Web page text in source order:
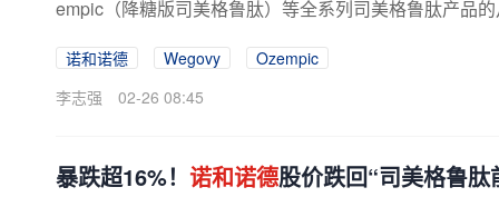
empic（降糖版司美格鲁肽）等全系列司美格鲁肽产品
诺和诺德 Wegovy
Ozempic
李志强
02-26 08:45
暴跌超16%！ 诺和诺德股价跌回“司美格鲁肽